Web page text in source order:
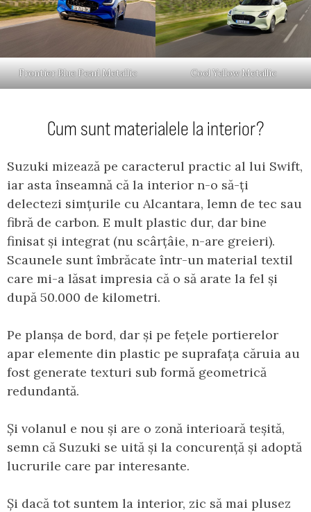
Frontier Blue Pearl Metallic Cool Yellow Metallic
Cum sunt materialele la interior?
Suzuki mizează pe caracterul practic al lui Swift,
iar asta înseamnă că la interior n-o să-ți
delectezi simțurile cu Alcantara, lemn de tec sau
fibră de carbon. E mult plastic dur, dar bine
finisat și integrat (nu scârțâie, n-are greieri).
Scaunele sunt îmbrăcate într-un material textil
care mi-a lăsat impresia că o să arate la fel și
după 50.000 de kilometri.
Pe planșa de bord, dar și pe fețele portierelor
apar elemente din plastic pe suprafața căruia au
fost generate texturi sub formă geometrică
redundantă.
Și volanul e nou și are o zonă interioară teșită,
semn că Suzuki se uită și la concurență și adoptă
lucrurile care par interesante.
Și dacă tot suntem la interior, zic să mai plusez